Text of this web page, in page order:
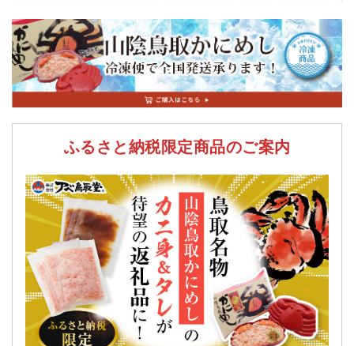
ふるさと納税限定商品のご案内